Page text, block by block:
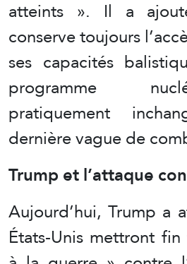
atteints ». Il a
conserve toujours
ses capacités
programme
pratiquement
dernière vague de
Trump et l’attaque
Aujourd’hui, Trump a
États-Unis mettront